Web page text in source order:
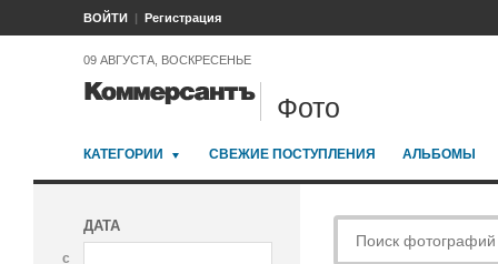
ВОЙТИ Регистрация
09 АВГУСТА, ВОСКРЕСЕНЬЕ
Фото
КАТЕГОРИИ СВЕЖИЕ ПОСТУПЛЕНИЯ АЛЬБОМЫ
ДАТА
с